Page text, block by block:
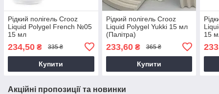
Рідкий полігель Crooz
Liquid Polygel French №05
15 мл
234,50 ₴ 335 ₴
Купити
Рідкий полігель Crooz
Liquid Polygel Yukki 15 мл
(Палітра)
233,60₴ 365 ₴
Купити
15
Акційні пропозиції та новинки